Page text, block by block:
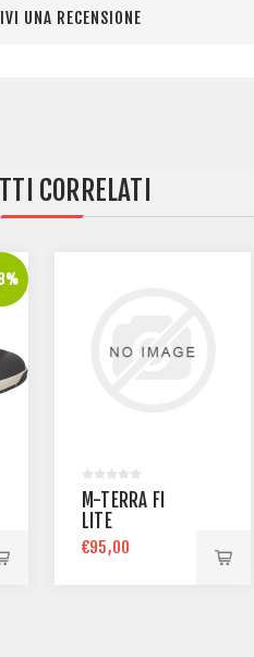
UNA RECENSIONE
CORRELATI
M-TERRA FI
LITE
€95,00